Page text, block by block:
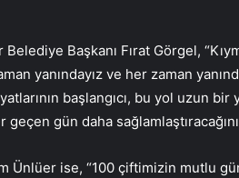
Başkanı Fırat Görgel,
yanındayız ve her zaman
başlangıcı, bu yol uzun bir
geçen gün daha
Ünlüer ise, “100 çiftimizin mutlu